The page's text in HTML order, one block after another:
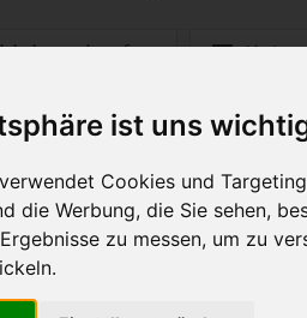
ist uns
Cookies und
die Werbung, die Sie sehen,
zu messen, um zu
verkaufen
Partnerschaft und Familie
Hier ist meine Lösung zum
von 100 Punkten), März
ESA ist als Lernhilfe